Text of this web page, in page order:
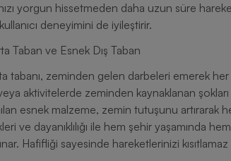
yorgun hissetmeden daha uzun süre
deneyimini de iyileştirir.
Taban ve Esnek Dış Taban
tabanı, zeminden gelen darbeleri emerek her
aktivitelerde zeminden kaynaklanan şokları
esnek malzeme, zemin tutuşunu artırarak
ve dayanıklılığı ile hem şehir yaşamında
Hafifliği sayesinde hareketlerinizi kısıtlamaz